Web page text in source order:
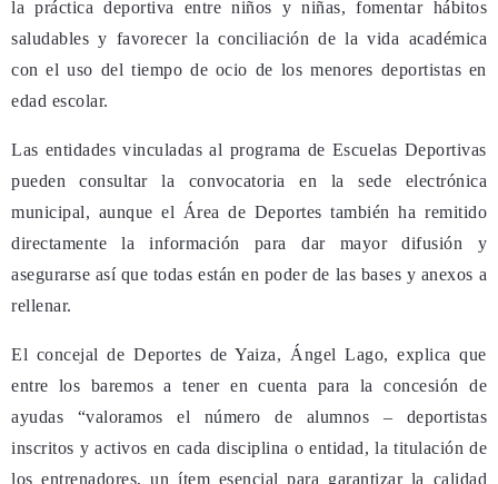
la práctica deportiva entre niños y niñas, fomentar hábitos
saludables y favorecer la conciliación de la vida académica
con el uso del tiempo de ocio de los menores deportistas en
edad escolar.
Las entidades vinculadas al programa de Escuelas Deportivas
pueden consultar la convocatoria en la sede electrónica
municipal, aunque el Área de Deportes también ha remitido
directamente la información para dar mayor difusión y
asegurarse así que todas están en poder de las bases y anexos a
rellenar.
El concejal de Deportes de Yaiza, Ángel Lago, explica que
entre los baremos a tener en cuenta para la concesión de
ayudas “valoramos el número de alumnos – deportistas
inscritos y activos en cada disciplina o entidad, la titulación de
los entrenadores, un ítem esencial para garantizar la calidad